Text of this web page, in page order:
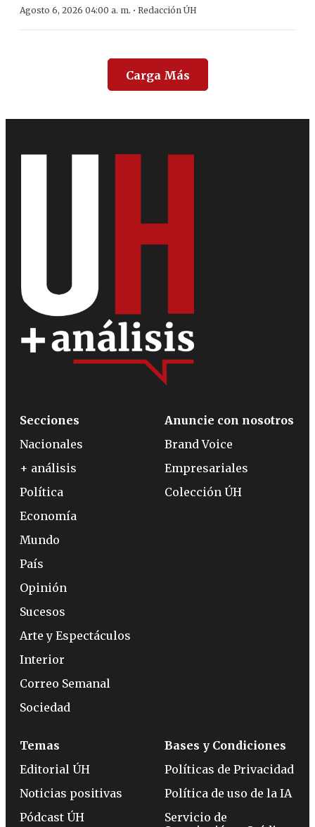
Agosto 6, 2026 04:00 a. m. · Redacción ÚH
Carga Más
Secciones
Nacionales
+ análisis
Política
Economía
Mundo
País
Opinión
Sucesos
Arte y Espectáculos
Interior
Correo Semanal
Sociedad
Anuncie con nosotros
Brand Voice
Empresariales
Colección ÚH
Temas
Editorial ÚH
Noticias positivas
Pódcast ÚH
Bases y Condiciones
Políticas de Privacidad
Política de uso de la IA
Servicio de